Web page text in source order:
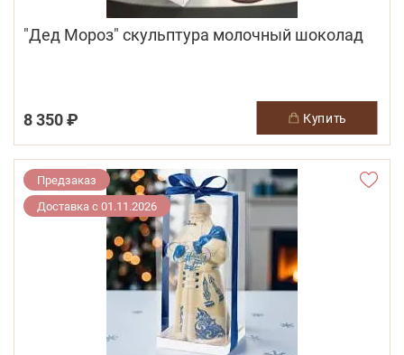
"Дед Мороз" скульптура молочный шоколад
8 350 ₽ купить
Предзаказ
Доставка с 01.11.2026